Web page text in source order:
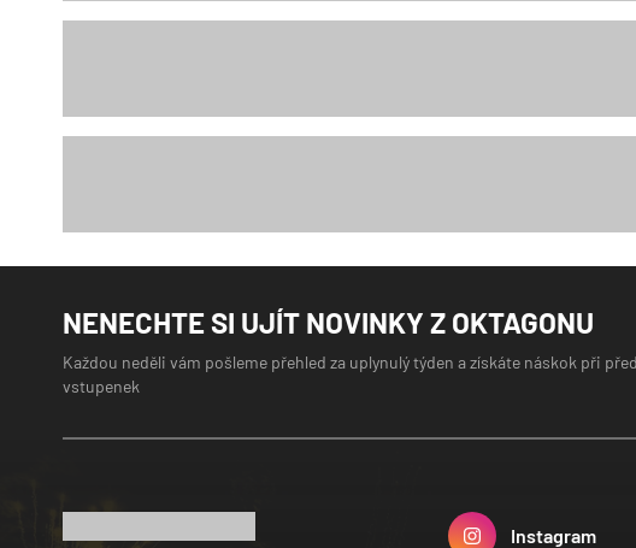
NENECHTE SI UJÍT NOVINKY Z OKTAGONU
Každou neděli vám pošleme přehled za uplynulý týden a získáte náskok při
vstupenek
Instagram